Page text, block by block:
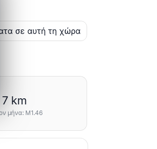
σε αυτή τη χώρα
7 km
μήνα: M1.46